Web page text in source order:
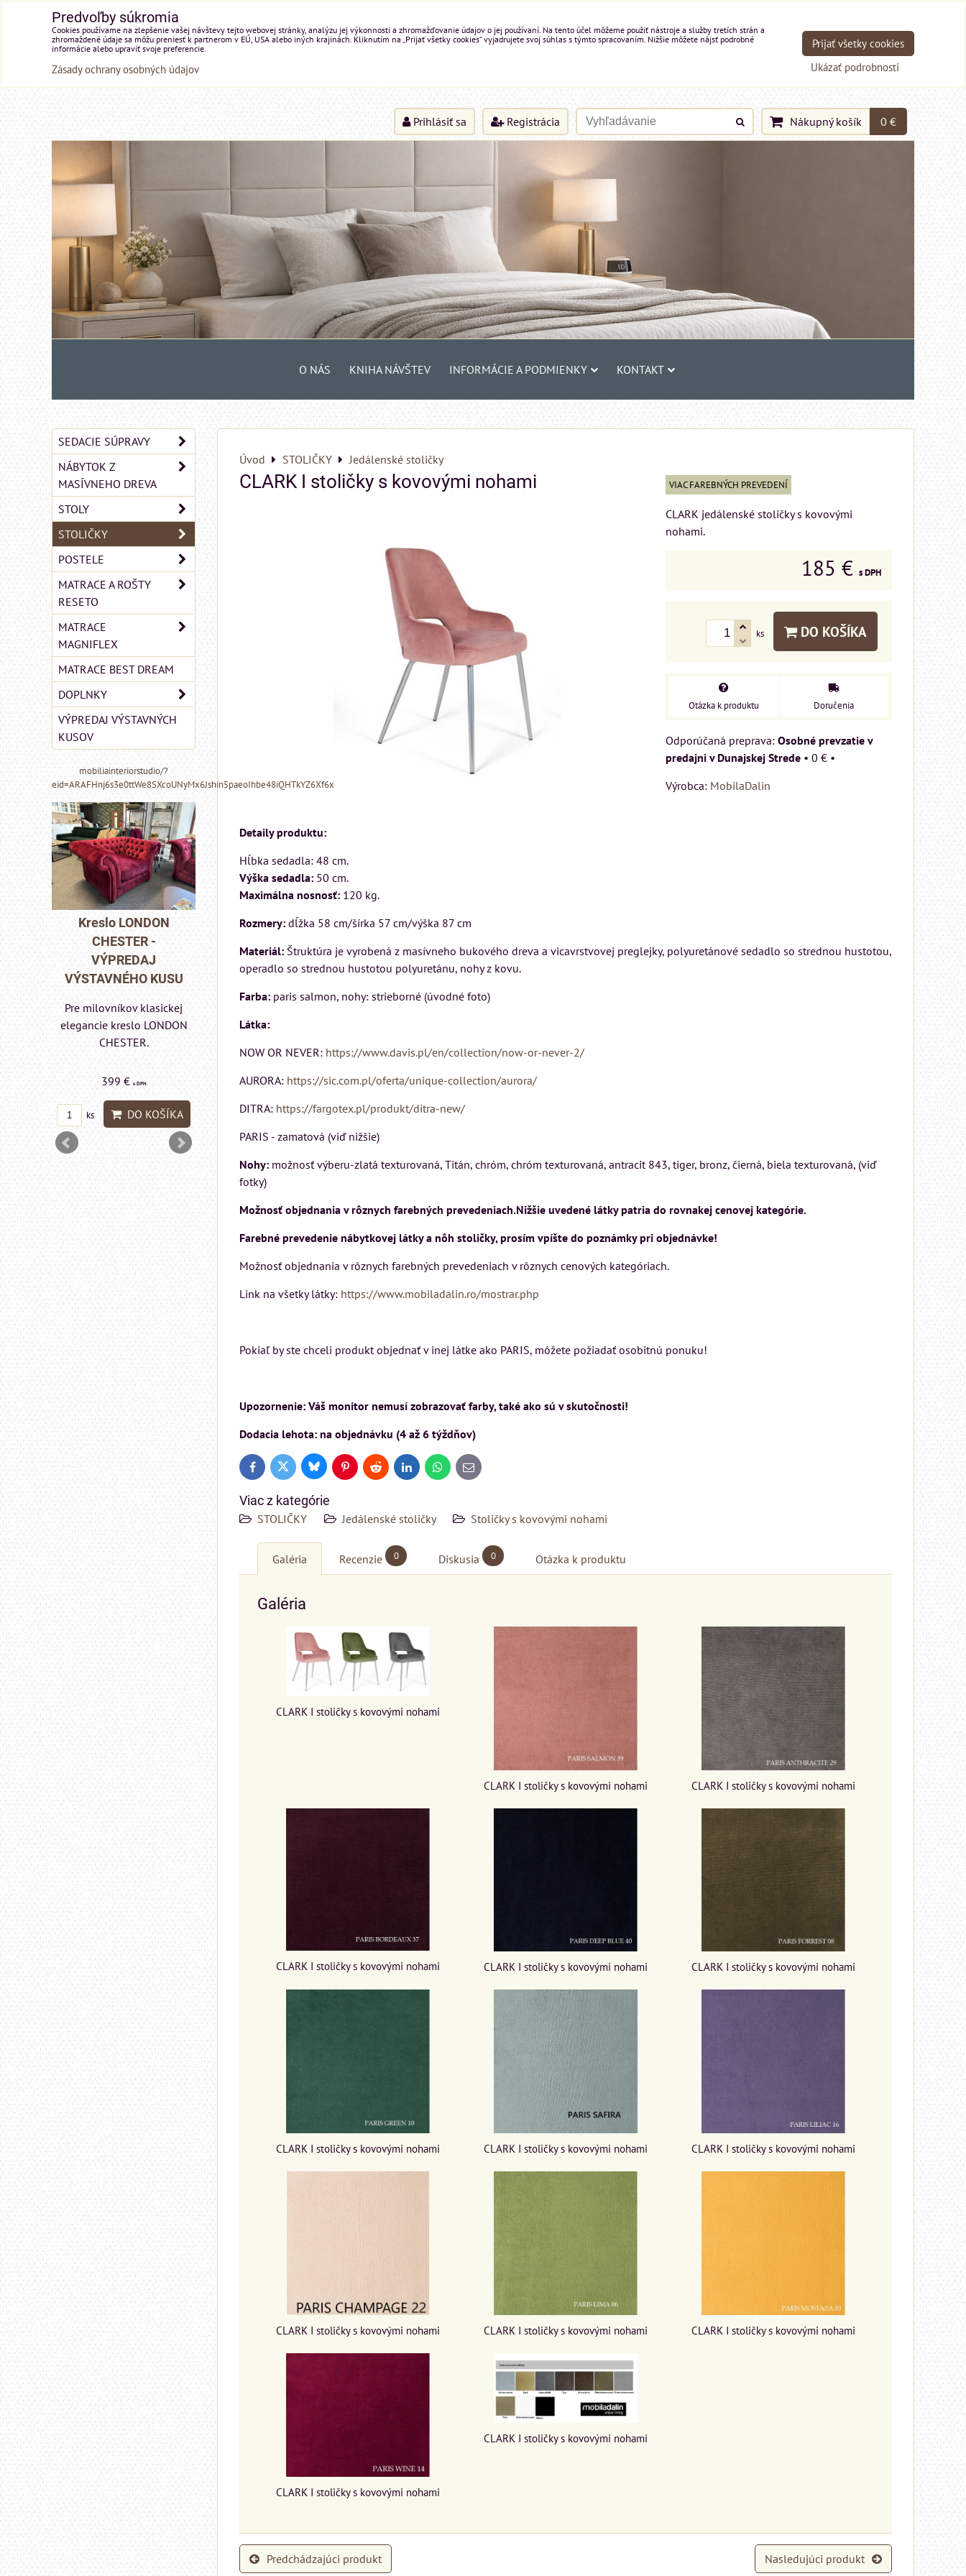
Prihlásiť sa Registrácia Nákupný košík 0 €
O NÁS KNIHA NÁVŠTEV INFORMÁCIE A PODMIENKY KONTAKT
Úvod STOLIČKY Jedálenské stoličky
CLARK I stoličky s kovovými nohami VIAC FAREBNÝCH PREVEDENÍ
CLARK jedálenské stoličky s kovovými
nohami.
185 € s DPH
ks DO KOŠÍKA
Otázka k produktu Doručenia
Osobné prevzatie v
predajni v Dunajskej Strede • 0 € •
Výrobca: MobilaDalin
Detaily produktu:
Hĺbka sedadla: 48 cm.
Výška sedadla: 50 cm.
Maximálna nosnosť: 120 kg.
Rozmery: dĺžka 58 cm/šírka 57 cm/výška 87 cm
Materiál: Štruktúra je vyrobená z masívneho bukového dreva a vicavrstvovej preglejky, polyuretánové sedadlo so strednou hustotou,
operadlo so strednou hustotou polyuretánu, nohy z kovu.
Farba: paris salmon, nohy: strieborné (úvodné foto)
Látka:
NOW OR NEVER: https://www.davis.pl/en/collection/now-or-never-2/
AURORA: https://sic.com.pl/oferta/unique-collection/aurora/
DITRA: https://fargotex.pl/produkt/ditra-new/
PARIS - zamatová (viď nižšie)
Nohy: možnosť výberu-zlatá texturovaná, Titán, chróm, chróm texturovaná, antracit 843, tiger, bronz, čierná, biela texturovaná, (viď
fotky)
Možnosť objednania v rôznych farebných prevedeniach.Nižšie uvedené látky patria do rovnakej cenovej kategórie.
Farebné prevedenie nábytkovej látky a nôh stoličky, prosím vpíšte do poznámky pri objednávke!
Možnosť objednania v rôznych farebných prevedeniach v rôznych cenových kategóriach.
Link na všetky látky: https://www.mobiladalin.ro/mostrar.php
Pokiaľ by ste chceli produkt objednať v inej látke ako PARIS, môžete požiadať osobitnú ponuku!
Upozornenie: Váš monitor nemusí zobrazovať farby, také ako sú v skutočnosti!
Dodacia lehota: na objednávku (4 až 6 týždňov)
FacebookTwitter BlueskyPinterestReddit LinkedInWhatsApp
E-
mail
Viac z kategórie
STOLIČKY Jedálenské stoličky Stoličky s kovovými nohami
Galéria Recenzie 0 Diskusia 0 Otázka k produktu
Galéria
CLARK I stoličky s kovovými nohami
CLARK I stoličky s kovovými nohami CLARK I stoličky s kovovými nohami
CLARK I stoličky s kovovými nohami CLARK I stoličky s kovovými nohami CLARK I stoličky s kovovými nohami
CLARK I stoličky s kovovými nohami CLARK I stoličky s kovovými nohami CLARK I stoličky s kovovými nohami
CLARK I stoličky s kovovými nohami CLARK I stoličky s kovovými nohami CLARK I stoličky s kovovými nohami
CLARK I stoličky s kovovými nohami
CLARK I stoličky s kovovými nohami
Predchádzajúci produkt Nasledujúci produkt
SEDACIE SÚPRAVY
NÁBYTOK Z
MASÍVNEHO DREVA
STOLY
STOLIČKY
POSTELE
MATRACE A ROŠTY
RESETO
MATRACE
MAGNIFLEX
MATRACE BEST DREAM
DOPLNKY
VÝPREDAJ VÝSTAVNÝCH
KUSOV
mobiliainteriorstudio/?
eid=ARAFHnj6s3e0ttWe8SXcoUNyMx6Jshin5paeoIhbe48iQHTkYZ6Xf6xwwJSZBzuPmlN9Fp3bbTLrTV34
MIZAR - talianský
matrac 175x200 cm
Matrac MIZAR od
talianskeho systému
Rinaldi Bed System
ponúka...
699 €s DPH
ks DO KOŠÍKA
Pohovka LONDON
VÝPREDAJ
VÝSTAVNÉHO KUSU
Pre milovníkov klasickej
elegancie kreslo a
CHESTER.
599 €s DPH
ks DO KOŠÍKA
Kreslo LONDON
VÝPREDAJ
VÝSTAVNÉHO KUSU
Pre milovníkov klasickej
399 €s DPH
ks DO KOŠÍKA
Predvoľby súkromia
Cookies používame na zlepšenie vašej návštevy tejto webovej stránky, analýzu jej výkonnosti a zhromažďovanie údajov o jej používaní. Na tento účel môžeme použiť nástroje a služby tretích strán a
zhromaždené údaje sa môžu preniesť k partnerom v EÚ, USA alebo iných krajinách. Kliknutím na „Prijať všetky cookies“ vyjadrujete svoj súhlas s týmto spracovaním. Nižšie môžete nájsť podrobné
informácie alebo upraviť svoje preferencie.
Zásady ochrany osobných údajov Ukázať podrobnosti
Prijať všetky cookies